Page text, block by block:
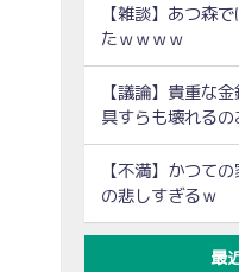
【雑談】あつ森
たｗｗｗｗ
【議論】貴重な
具すらも壊れる
【不満】かつて
の悲しすぎるｗ
最